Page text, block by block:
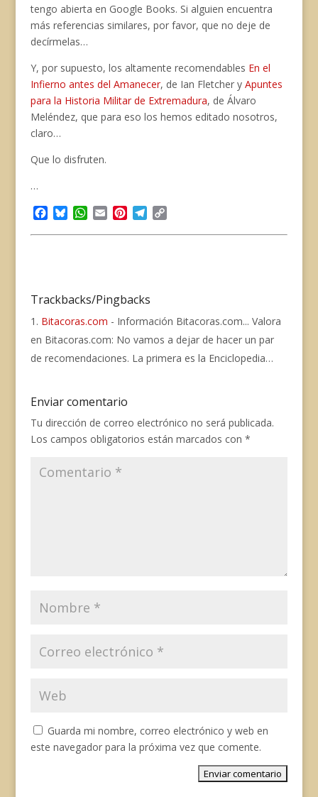
tengo abierta en Google Books. Si alguien encuentra
más referencias similares, por favor, que no deje de
decírmelas…
Y, por supuesto, los altamente recomendables En el
Infierno antes del Amanecer, de Ian Fletcher y Apuntes
para la Historia Militar de Extremadura, de Álvaro
Meléndez, que para eso los hemos editado nosotros,
claro…
Que lo disfruten.
…
o
y
W
p
e
t
a
Trackbacks/Pingbacks
Bitacoras.com - Información Bitacoras.com... Valora
en Bitacoras.com: No vamos a dejar de hacer un par
de recomendaciones. La primera es la Enciclopedia…
Enviar comentario
Tu dirección de correo electrónico no será publicada.
Los campos obligatorios están marcados con *
Guarda mi nombre, correo electrónico y web en
este navegador para la próxima vez que comente.